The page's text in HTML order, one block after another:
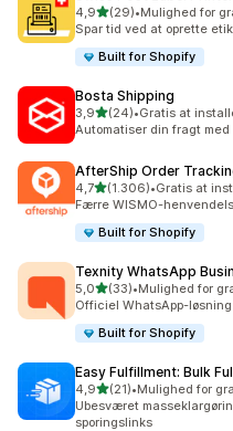
4,9ud af 5 stjerner
(29)
29 anmeldelser i alt
•Mulighed for
Spar tid ved at oprette
Built for Shopify
Bosta Shipping
3,9ud af 5 stjerner
(24)
24 anmeldelser i alt
•Gratis at
Automatiser din fragt
AfterShip Order
4,7ud af 5 stjerner
(1.306)
1306 anmeldelser i alt
•Gratis at
Færre WISMO-
Built for Shopify
Texnity WhatsApp
5,0ud af 5 stjerner
(33)
33 anmeldelser i alt
•Mulighed for
Officiel WhatsApp-
Built for Shopify
Easy Fulfillment: Bulk
4,9ud af 5 stjerner
(21)
21 anmeldelser i alt
•Mulighed for
Ubesværet
sporingslinks